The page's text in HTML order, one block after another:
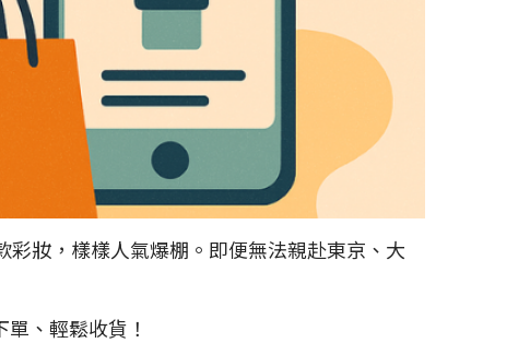
妝，樣樣人氣爆棚。即便無法親赴東京、大
、輕鬆收貨！